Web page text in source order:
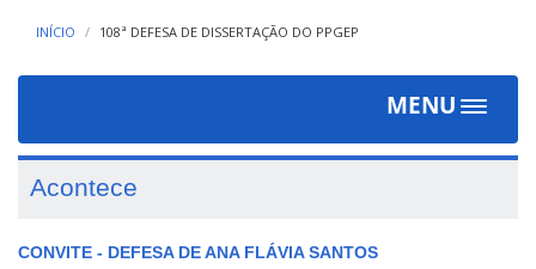
INÍCIO 108ª DEFESA DE DISSERTAÇÃO DO PPGEP
MENU
Toggle
Acontece
CONVITE - DEFESA DE ANA FLÁVIA SANTOS